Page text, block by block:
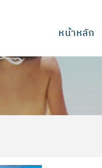
หน้าหลัก